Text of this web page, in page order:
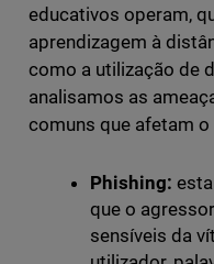
educativos operam,
aprendizagem à
como a utilização de
analisamos as
comuns que afetam
Phishing:
que o
sensíveis da